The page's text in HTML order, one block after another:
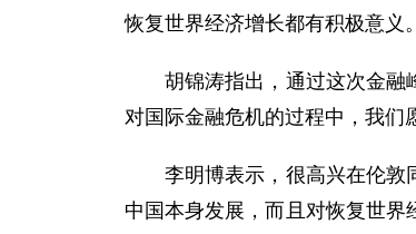
恢复世界经济增长都有积极意义
胡锦涛指出，通过这次金融峰
对国际金融危机的过程中，我们
李明博表示，很高兴在伦敦同
中国本身发展，而且对恢复世